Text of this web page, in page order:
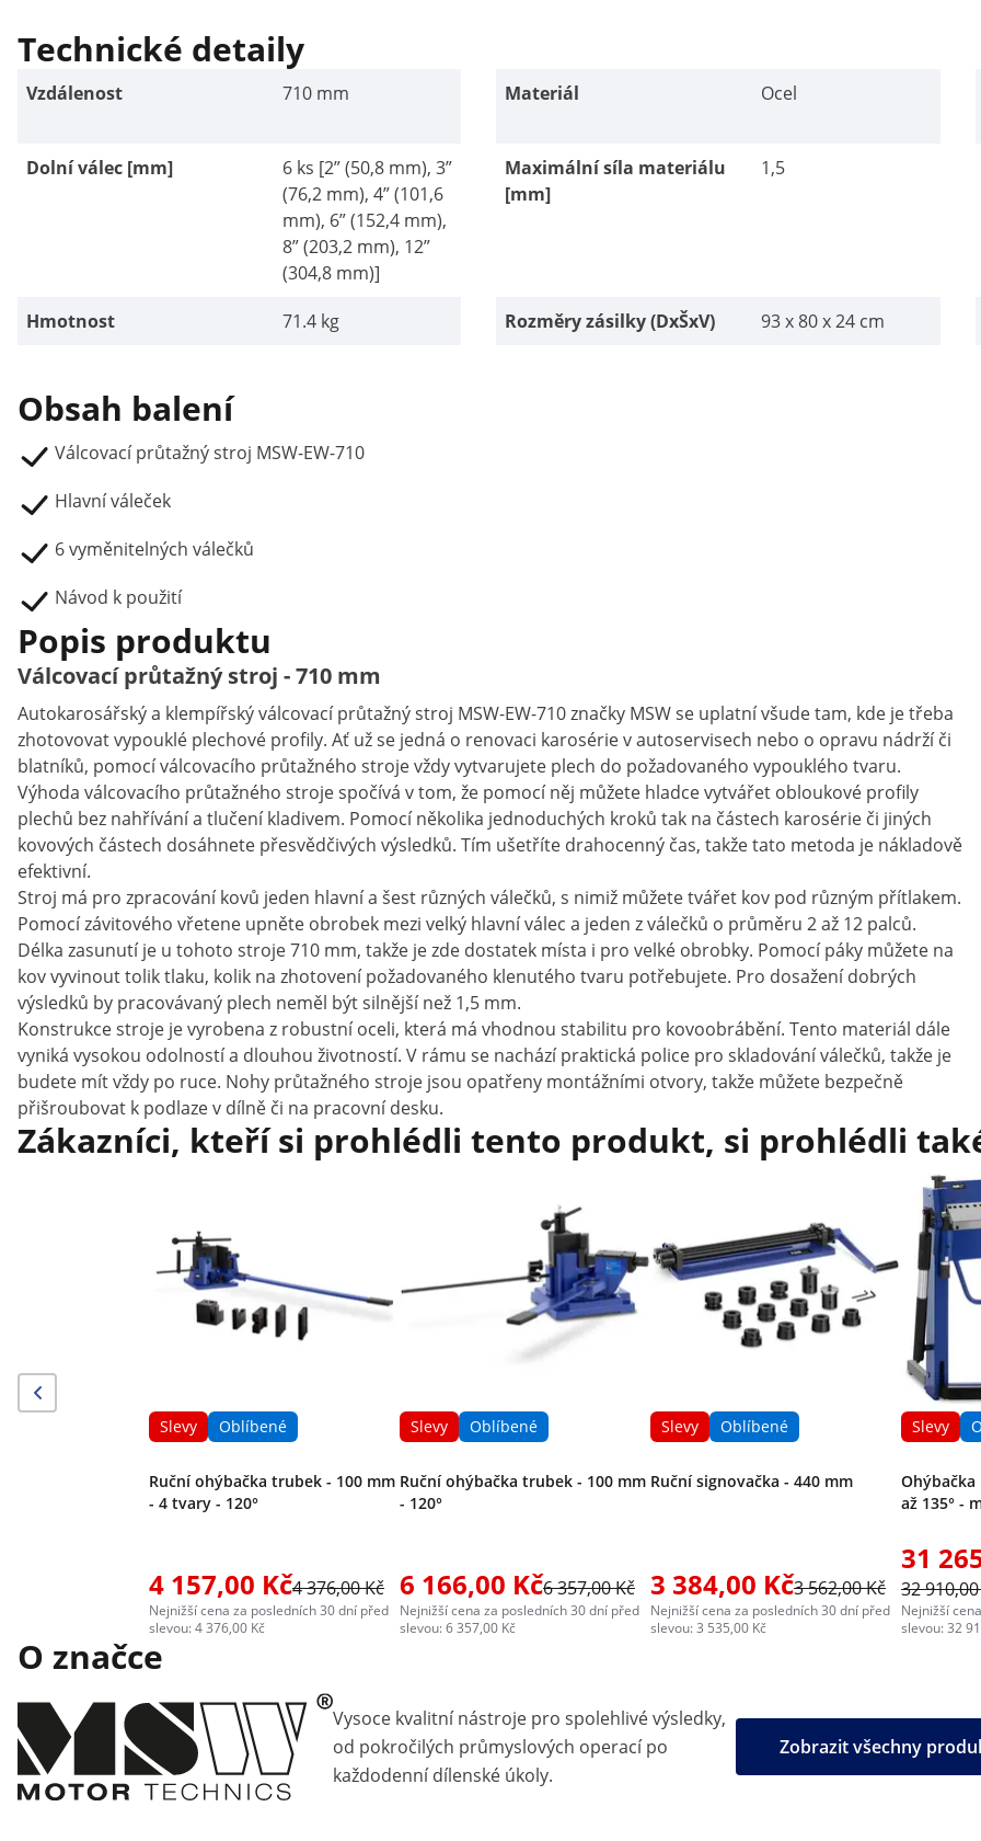
Technické detaily
Vzdálenost 710 mm Materiál Ocel
Dolní válec [mm]
6 ks [2” (50,8 mm), 3”
(76,2 mm), 4” (101,6
mm), 6” (152,4 mm),
8” (203,2 mm), 12”
(304,8 mm)]
Maximální síla materiálu
[mm]
1,5
Hmotnost 71.4 kg Rozměry zásilky (DxŠxV) 93 x 80 x 24 cm
Obsah balení
Válcovací průtažný stroj MSW-EW-710
Hlavní váleček
6 vyměnitelných válečků
Návod k použití
Popis produktu
Válcovací průtažný stroj - 710 mm
Autokarosářský a klempířský válcovací průtažný stroj MSW-EW-710 značky MSW se uplatní všude tam, kde je třeba
zhotovovat vypouklé plechové profily. Ať už se jedná o renovaci karosérie v autoservisech nebo o opravu nádrží či
blatníků, pomocí válcovacího průtažného stroje vždy vytvarujete plech do požadovaného vypouklého tvaru.
Výhoda válcovacího průtažného stroje spočívá v tom, že pomocí něj můžete hladce vytvářet obloukové profily
plechů bez nahřívání a tlučení kladivem. Pomocí několika jednoduchých kroků tak na částech karosérie či jiných
kovových částech dosáhnete přesvědčivých výsledků. Tím ušetříte drahocenný čas, takže tato metoda je nákladově
efektivní.
Stroj má pro zpracování kovů jeden hlavní a šest různých válečků, s nimiž můžete tvářet kov pod různým přítlakem.
Pomocí závitového vřetene upněte obrobek mezi velký hlavní válec a jeden z válečků o průměru 2 až 12 palců.
Délka zasunutí je u tohoto stroje 710 mm, takže je zde dostatek místa i pro velké obrobky. Pomocí páky můžete na
kov vyvinout tolik tlaku, kolik na zhotovení požadovaného klenutého tvaru potřebujete. Pro dosažení dobrých
výsledků by pracovávaný plech neměl být silnější než 1,5 mm.
Konstrukce stroje je vyrobena z robustní oceli, která má vhodnou stabilitu pro kovoobrábění. Tento materiál dále
vyniká vysokou odolností a dlouhou životností. V rámu se nachází praktická police pro skladování válečků, takže je
budete mít vždy po ruce. Nohy průtažného stroje jsou opatřeny montážními otvory, takže můžete bezpečně
přišroubovat k podlaze v dílně či na pracovní desku.
Zákazníci, kteří si prohlédli tento produkt, si prohlédli
Slevy Oblíbené
Ruční ohýbačka trubek - 100 mm
- 4 tvary - 120°
4 157,00 Kč4 376,00 Kč
Nejnižší cena za posledních 30 dní před
slevou: 4 376,00 Kč
Slevy Oblíbené
Ruční ohýbačka trubek - 100 mm
- 120°
6 166,00 Kč6 357,00 Kč
Nejnižší cena za posledních 30 dní před
slevou: 6 357,00 Kč
Slevy Oblíbené
Ruční signovačka - 440 mm
3 384,00 Kč3 562,00 Kč
Nejnižší cena za posledních 30 dní před
slevou: 3 535,00 Kč
Slevy
Ohýbačka
až 135° -
31
32
Nejnižší
slevou: 32
O značce
Vysoce kvalitní nástroje pro spolehlivé výsledky,
od pokročilých průmyslových operací po
každodenní dílenské úkoly.
Zobrazit všechny